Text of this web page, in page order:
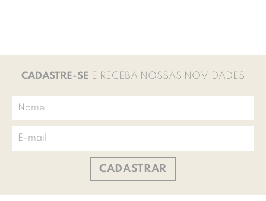
CADASTRE-SE E RECEBA NOSSAS NOVIDADES
CADASTRAR